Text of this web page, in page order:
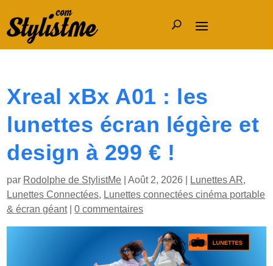
Xreal xBx A01 : les
lunettes écran légère et
design à 299 € !
par Rodolphe de StylistMe |Août 2, 2026 Lunettes AR,
Lunettes Connectées, Lunettes connectées cinéma portable
& écran géant|0 commentaires